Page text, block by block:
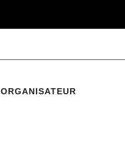
ORGANISATEUR